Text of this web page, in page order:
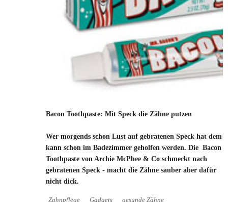
Bacon Toothpaste: Mit Speck die Zähne putzen
Wer morgends schon Lust auf gebratenen Speck hat dem
kann schon im Badezimmer geholfen werden. Die Bacon
Toothpaste von Archie McPhee & Co schmeckt nach
gebratenen Speck - macht die Zähne sauber aber dafür
nicht dick.
Zahnpflege Gadgets gesunde Zähne